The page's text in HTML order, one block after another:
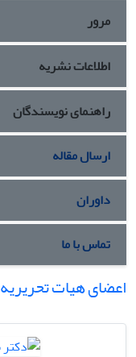
مرور
اطلاعات نشریه
راهنمای نویسندگان
ارسال مقاله
داوران
تماس با ما
اعضای هیات تحریریه